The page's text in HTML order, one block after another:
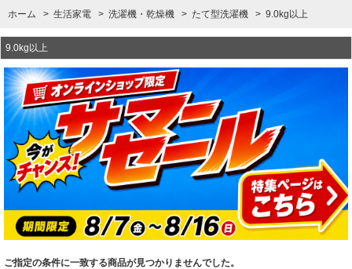
ホーム > 生活家電 > 洗濯機・乾燥機 > たて型洗濯機 > 9.0kg以上
9.0kg以上
ご指定の条件に一致する商品が見つかりませんでした。